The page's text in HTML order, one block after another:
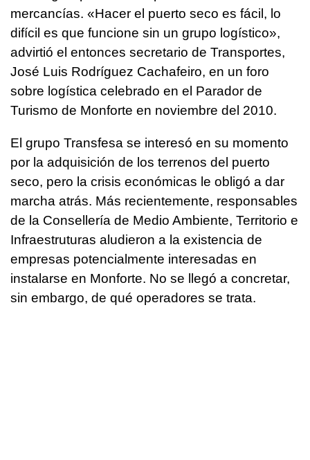
mercancías. «Hacer el puerto seco es fácil, lo
difícil es que funcione sin un grupo logístico»,
advirtió el entonces secretario de Transportes,
José Luis Rodríguez Cachafeiro, en un foro
sobre logística celebrado en el Parador de
Turismo de Monforte en noviembre del 2010.
El grupo Transfesa se interesó en su momento
por la adquisición de los terrenos del puerto
seco, pero la crisis económicas le obligó a dar
marcha atrás. Más recientemente, responsables
de la Consellería de Medio Ambiente, Territorio e
Infraestruturas aludieron a la existencia de
empresas potencialmente interesadas en
instalarse en Monforte. No se llegó a concretar,
sin embargo, de qué operadores se trata.